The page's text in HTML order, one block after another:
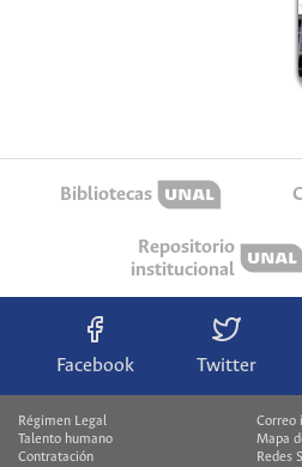
Bibliotecas
Repositorio
institucional
Facebook Twitter
Régimen Legal
Talento humano
Contratación
Correo
Mapa
Redes